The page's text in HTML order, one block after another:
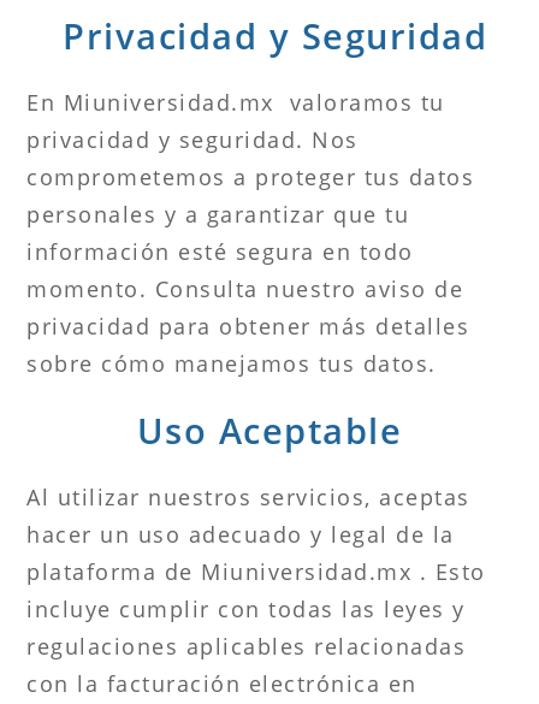
Privacidad y Seguridad
En Miuniversidad.mx valoramos tu
privacidad y seguridad. Nos
comprometemos a proteger tus datos
personales y a garantizar que tu
información esté segura en todo
momento. Consulta nuestro aviso de
privacidad para obtener más detalles
sobre cómo manejamos tus datos.
Uso Aceptable
Al utilizar nuestros servicios, aceptas
hacer un uso adecuado y legal de la
plataforma de Miuniversidad.mx . Esto
incluye cumplir con todas las leyes y
regulaciones aplicables relacionadas
con la facturación electrónica en